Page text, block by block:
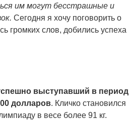
им могут бесстрашные и
Сегодня я хочу поговорить о
громких слов, добились успеха
выступавший в период
долларов. Кличко становился
в весе более 91 кг.